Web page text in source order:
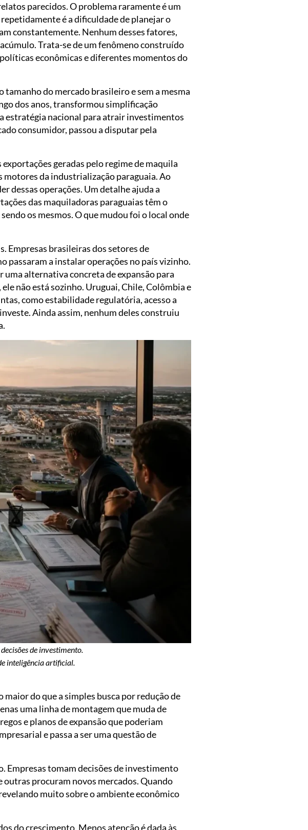
parecidos. O problema raramente é um
é a dificuldade de planejar o
constantemente. Nenhum desses fatores,
Trata-se de um fenômeno construído
econômicas e diferentes momentos do
tamanho do mercado brasileiro e sem a mesma
dos anos, transformou simplificação
nacional para atrair investimentos
consumidor, passou a disputar pela
geradas pelo regime de maquila
motores da industrialização paraguaia. Ao
dessas operações. Um detalhe ajuda a
das maquiladoras paraguaias têm o
os mesmos. O que mudou foi o local onde
Empresas brasileiras dos setores de
passaram a instalar operações no país vizinho.
uma alternativa concreta de expansão para
não está sozinho. Uruguai, Chile, Colômbia e
como estabilidade regulatória, acesso a
Ainda assim, nenhum deles construiu
de investimento.
inteligência artificial.
do que a simples busca por redução de
uma linha de montagem que muda de
e planos de expansão que poderiam
e passa a ser uma questão de
Empresas tomam decisões de investimento
procuram novos mercados. Quando
muito sobre o ambiente econômico
do crescimento. Menos atenção é dada às